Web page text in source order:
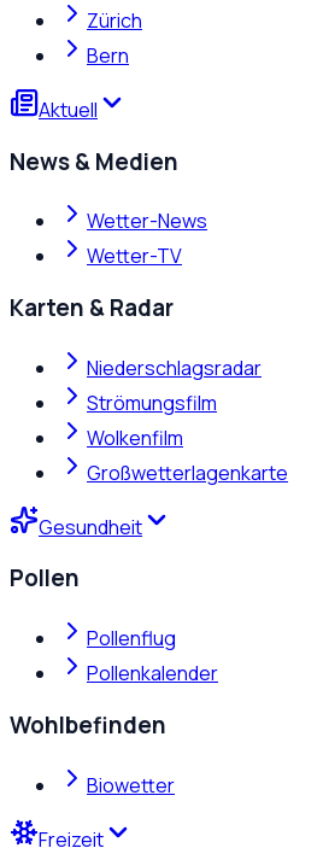
Zürich
Bern
Aktuell
News & Medien
Wetter-News
Wetter-TV
Karten & Radar
Niederschlagsradar
Strömungsfilm
Wolkenfilm
Großwetterlagenkarte
Gesundheit
Pollen
Pollenflug
Pollenkalender
Wohlbefinden
Biowetter
Freizeit